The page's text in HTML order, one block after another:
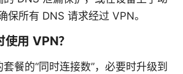
保所有 DNS 请求经过 VPN。
用 VPN？
餐的“同时连接数”，必要时升级到